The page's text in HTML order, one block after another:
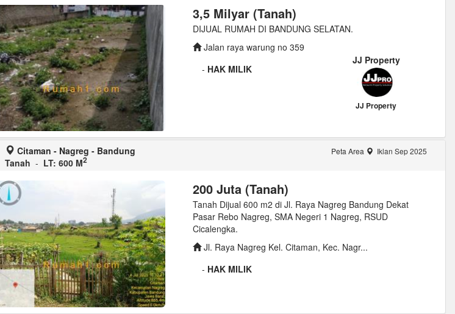
3,5 Milyar (Tanah)
DIJUAL RUMAH DI BANDUNG SELATAN.
Jalan raya warung no 359
- HAK MILIK
JJ Property
JJ Property
Citaman - Nagreg - Bandung
Tanah - LT: 600 M2
Peta Area Iklan Sep 2025
200 Juta (Tanah)
Tanah Dijual 600 m2 di Jl. Raya Nagreg Bandung Dekat
Pasar Rebo Nagreg, SMA Negeri 1 Nagreg, RSUD
Cicalengka.
Jl. Raya Nagreg Kel. Citaman, Kec. Nagr...
- HAK MILIK